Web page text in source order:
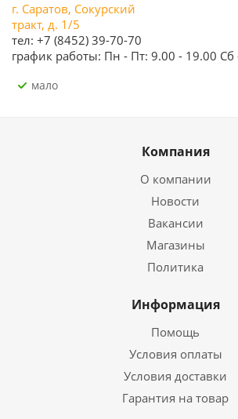
г. Саратов, Сокурский
тракт, д. 1/5
тел: +7 (8452) 39-70-70
график работы: Пн - Пт: 9.00 - 19.00 Сб
Мало
Компания
О компании
Новости
Вакансии
Магазины
Политика
Информация
Помощь
Условия оплаты
Условия доставки
Гарантия на товар